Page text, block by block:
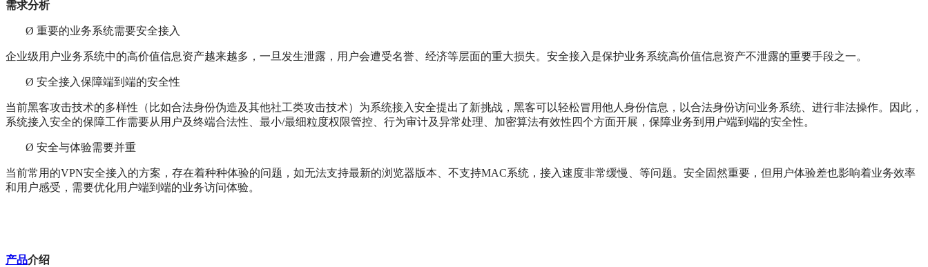
需求分析
Ø 重要的业务系统需要安全接入
企业级用户业务系统中的高价值信息资产越来越多，一旦发生泄露，用户会遭受名誉、经济等层面的重大损失。安全接入是保护业务系统高价值信息资产不泄露的重要手段之一。
Ø 安全接入保障端到端的安全性
当前黑客攻击技术的多样性（比如合法身份伪造及其他社工类攻击技术）为系统接入安全提出了新挑战，黑客可以轻松冒用他人身份信息，以合法身份访问业务系统、进行非法操作。因此，
系统接入安全的保障工作需要从用户及终端合法性、最小/最细粒度权限管控、行为审计及异常处理、加密算法有效性四个方面开展，保障业务到用户端到端的安全性。
Ø 安全与体验需要并重
当前常用的VPN安全接入的方案，存在着种种体验的问题，如无法支持最新的浏览器版本、不支持MAC系统，接入速度非常缓慢、等问题。安全固然重要，但用户体验差也影响着业务效率
和用户感受，需要优化用户端到端的业务访问体验。
产品介绍